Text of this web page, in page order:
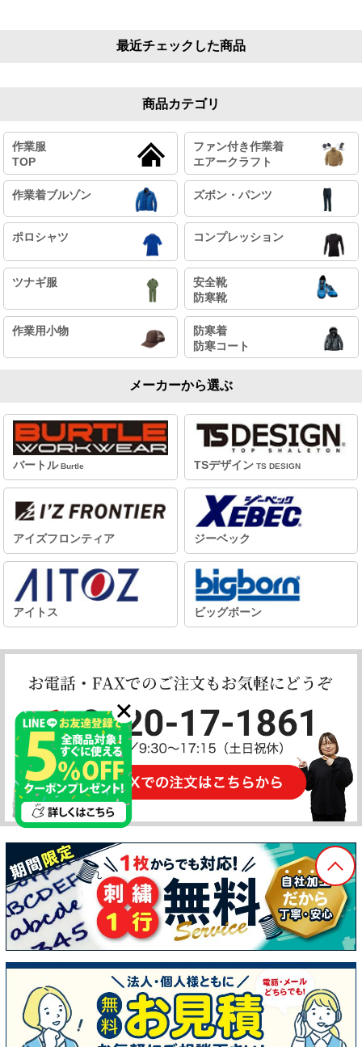
最近チェックした商品
商品カテゴリ
作業服
TOP
ファン付き作業着
エアークラフト
作業着ブルゾン ズボン・パンツ
ポロシャツ コンプレッション
ツナギ服
安全靴
防寒靴
作業用小物
防寒着
防寒コート
メーカーから選ぶ
バートル Burtle TSデザイン TS DESIGN
アイズフロンティア ジーベック
アイトス ビッグボーン